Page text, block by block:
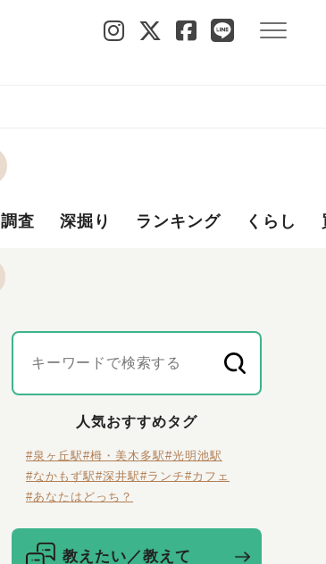
調査 深掘り ランキング くらし
人気おすすめタグ
#泉ヶ丘駅#栂・美木多駅#光明池駅
#なかもず駅#深井駅#ランチ#カフェ
#あなたはどっち？
教えたい／教えて